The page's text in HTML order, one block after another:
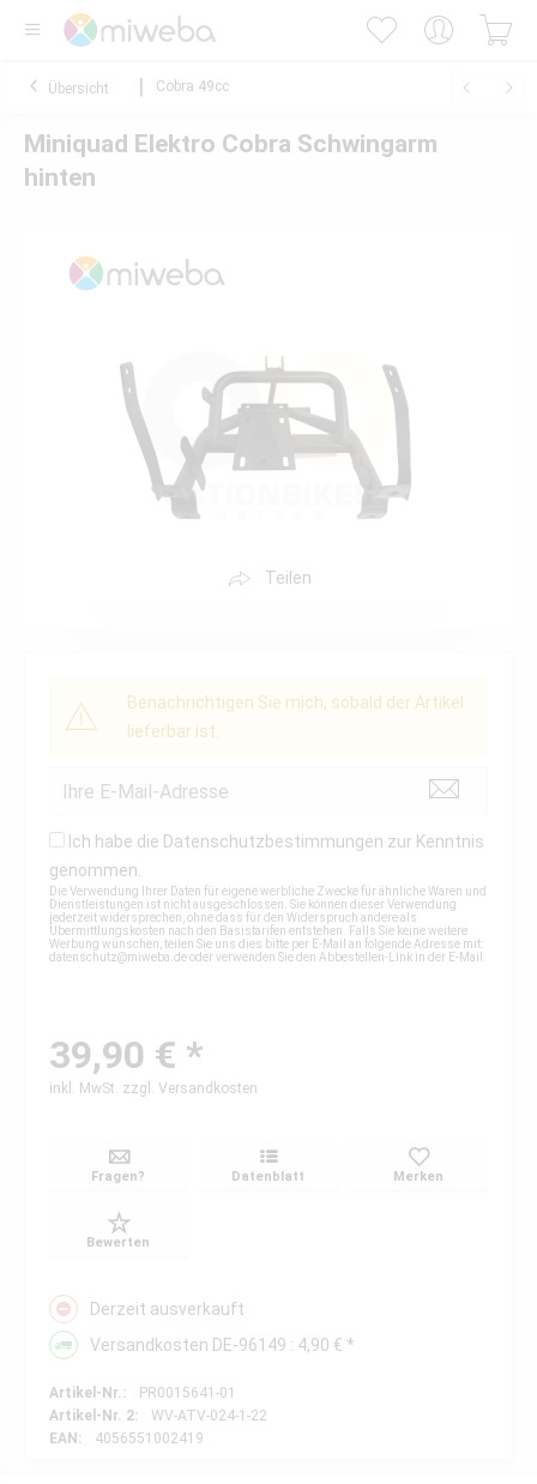
Übersicht Cobra 49cc
Miniquad Elektro Cobra Schwingarm
hinten
Teilen
Benachrichtigen Sie mich, sobald der Artikel
lieferbar ist.
Ich habe die Datenschutzbestimmungen zur Kenntnis
genommen.
Die Verwendung Ihrer Daten für eigene werbliche Zwecke für ähnliche Waren und
Dienstleistungen ist nicht ausgeschlossen. Sie können dieser Verwendung
jederzeit widersprechen, ohne dass für den Widerspruch andere als
Übermittlungskosten nach den Basistarifen entstehen. Falls Sie keine weitere
Werbung wünschen, teilen Sie uns dies bitte per E-Mail an folgende Adresse mit:
datenschutz@miweba.deoder verwenden Sie den Abbestellen-Link in der E-Mail.
39,90 € *
inkl. MwSt. zzgl. Versandkosten
Fragen? Datenblatt Merken
Bewerten
Derzeit ausverkauft
Versandkosten DE-96149 : 4,90 € *
Artikel-Nr.:
PR0015641-01
Artikel-Nr. 2:
WV-ATV-024-1-22
EAN:
4056551002419